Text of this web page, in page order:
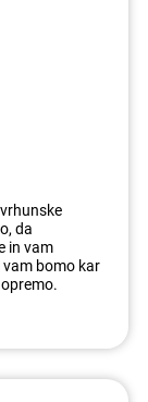
da
in vam
bomo kar